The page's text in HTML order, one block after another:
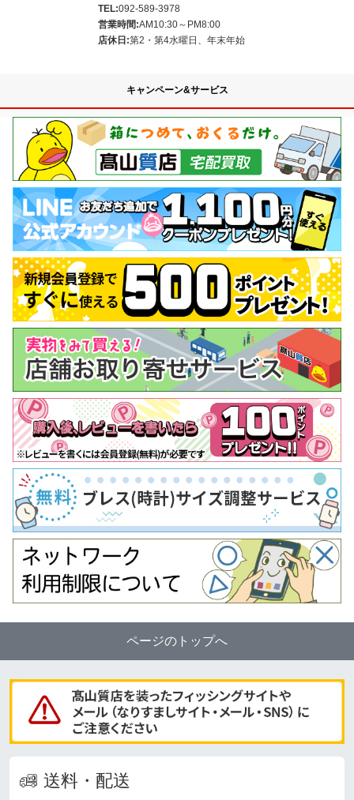
TEL:092-589-3978
営業時間:AM10:30～PM8:00
店休日:第2・第4水曜日、年末年始
キャンペーン&サービス
ページのトップへ
送料・配送